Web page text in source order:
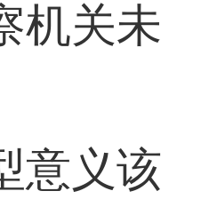
机关未
义该